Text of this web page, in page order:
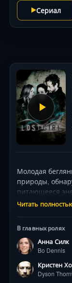
Сериал
Молодая
природы,
питающееся
примкнуть к
Дайсоном. Мир
опасные союзы
фэнтези с
Читать
В главных ролях
Анна Силк
Bo Dennis
Кристен
Dyson